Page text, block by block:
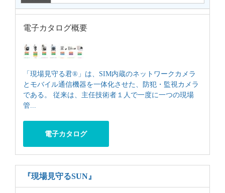
電子カタログ概要
「現場見守る君®」は、SIM内蔵のネットワークカメラ
とモバイル通信機器を一体化させた、防犯・監視カメラ
である。 従来は、主任技術者１人で一度に一つの現場
管...
電子カタログ
『現場見守るSUN』